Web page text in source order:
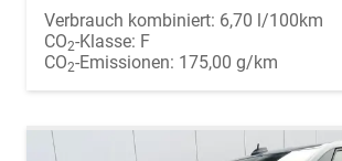
Verbrauch kombiniert: 6,70 l/100km
CO2-Klasse: F
CO2-Emissionen: 175,00 g/km